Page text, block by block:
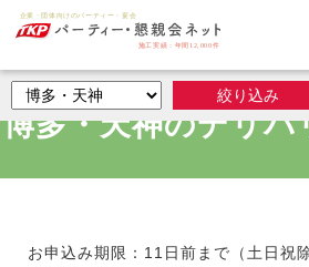
博多・天神のデリバ
お申込み期限：11日前まで（土日祝除